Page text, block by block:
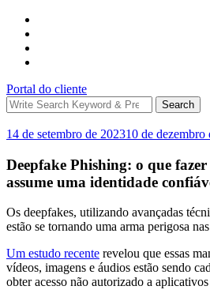
Portal do cliente
Search
14 de setembro de 202310 de dezembro
Deepfake Phishing: o que
assume uma identidade
Os deepfakes, utilizando avançadas
estão se tornando uma arma perigosa
Um estudo recente revelou que essas
vídeos, imagens e áudios estão sendo
obter acesso não autorizado a